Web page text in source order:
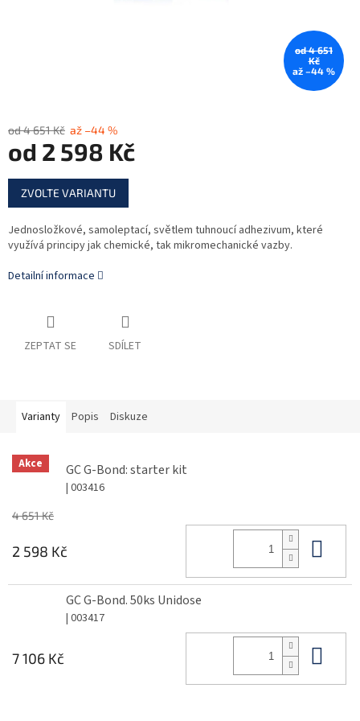
od 4 651
Kč
až –44 %
od 4 651 Kč až –44 %
od 2 598 Kč
Měrná
cena:
ZVOLTE VARIANTU
Jednosložkové, samoleptací, světlem tuhnoucí adhezivum, které
využívá principy jak chemické, tak mikromechanické vazby.
Detailní informace
ZEPTAT SE SDÍLET
Varianty Popis Diskuze
Akce GC G-Bond: starter kit
| 003416
4 651 Kč
2 598 Kč
GC G-Bond. 50ks Unidose
| 003417
7 106 Kč